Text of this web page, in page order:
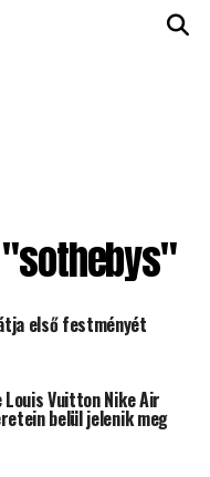
első festményét
Vuitton Nike Air
belül jelenik meg